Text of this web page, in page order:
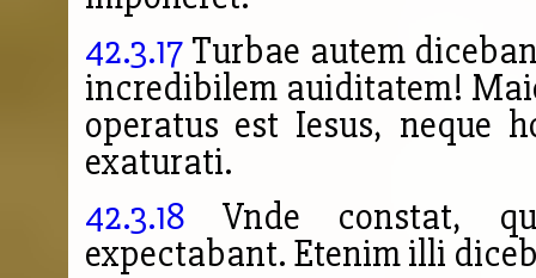
42.3.17Turbae autem
incredibilem auiditatem!
operatus est Iesus, neque
exaturati.
42.3.18 Vnde constat,
expectabant. Etenim illi